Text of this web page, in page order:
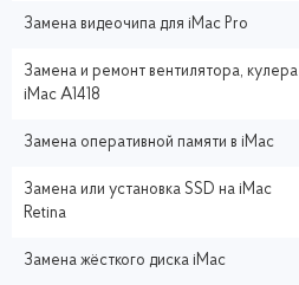
Замена видеочипа для iMac Pro
Замена и ремонт вентилятора, кулера
iMac A1418
Замена оперативной памяти в iMac
Замена или установка SSD на iMac
Retina
Замена жёсткого диска iMac